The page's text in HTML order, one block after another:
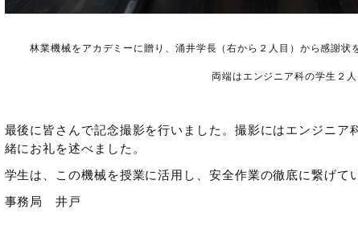
林業機械をアカデミーに贈り、涌井学長（右から２人目）から感謝状
両端はエンジニア科の学生２人
最後に皆さんで記念撮影を行いました。撮影にはエンジニア
緒にお礼を述べました。
学生は、この機械を授業に活用し、安全作業の徹底に繋げて
事務局 井戸